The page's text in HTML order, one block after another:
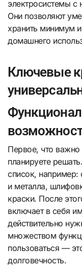
электросистемы с
Они позволяют
хранить минимум
домашнего
Ключевые
Первое, что
планируете
список, например:
и металла,
краски. После
включает в себя
действительно
множеством
пользоваться —
долговечность.